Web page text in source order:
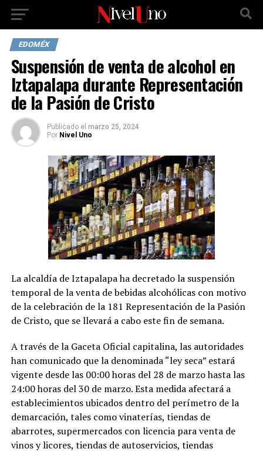
EDOMÉX
Suspensión de venta de alcohol en
Iztapalapa durante Representación
de la Pasión de Cristo
Publicado el marzo 25, 2024
Por Nivel Uno
La alcaldía de Iztapalapa ha decretado la suspensión
temporal de la venta de bebidas alcohólicas con motivo
de la celebración de la 181 Representación de la Pasión
de Cristo, que se llevará a cabo este fin de semana.
A través de la Gaceta Oficial capitalina, las autoridades
han comunicado que la denominada “ley seca” estará
vigente desde las 00:00 horas del 28 de marzo hasta las
24:00 horas del 30 de marzo. Esta medida afectará a
establecimientos ubicados dentro del perímetro de la
demarcación, tales como vinaterías, tiendas de
abarrotes, supermercados con licencia para venta de
vinos y licores, tiendas de autoservicios, tiendas